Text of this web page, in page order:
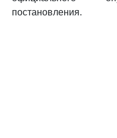
постановления.